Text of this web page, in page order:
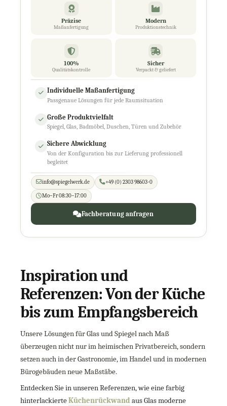
Präzise
Maßanfertigung
Modern
Produktionstechnik
100%
Qualitätskontrolle
Sicher
Verpackt & geliefert
Individuelle Maßanfertigung
Passgenaue Lösungen für jede Raumsituation
Große Produktvielfalt
Spiegel, Glas, Badmöbel, Duschen, Türen und Zubehör
Sichere Abwicklung
Von der Konfiguration bis zur Lieferung professionell
begleitet
info@spiegelwerk.de +49 (0) 2303 98603-0
Mo–Fr 08:30–17:00
Fachberatung anfragen
Inspiration und
Referenzen: Von der Küche
bis zum Empfangsbereich
Unsere Lösungen für Glas und Spiegel nach Maß
überzeugen nicht nur im heimischen Privatbereich, sondern
setzen auch in der Gastronomie, im Handel und in modernen
Bürogebäuden neue Maßstäbe.
Entdecken Sie in unseren Referenzen, wie eine farbig
hinterlackierteKüchenrückwand aus Glas moderne